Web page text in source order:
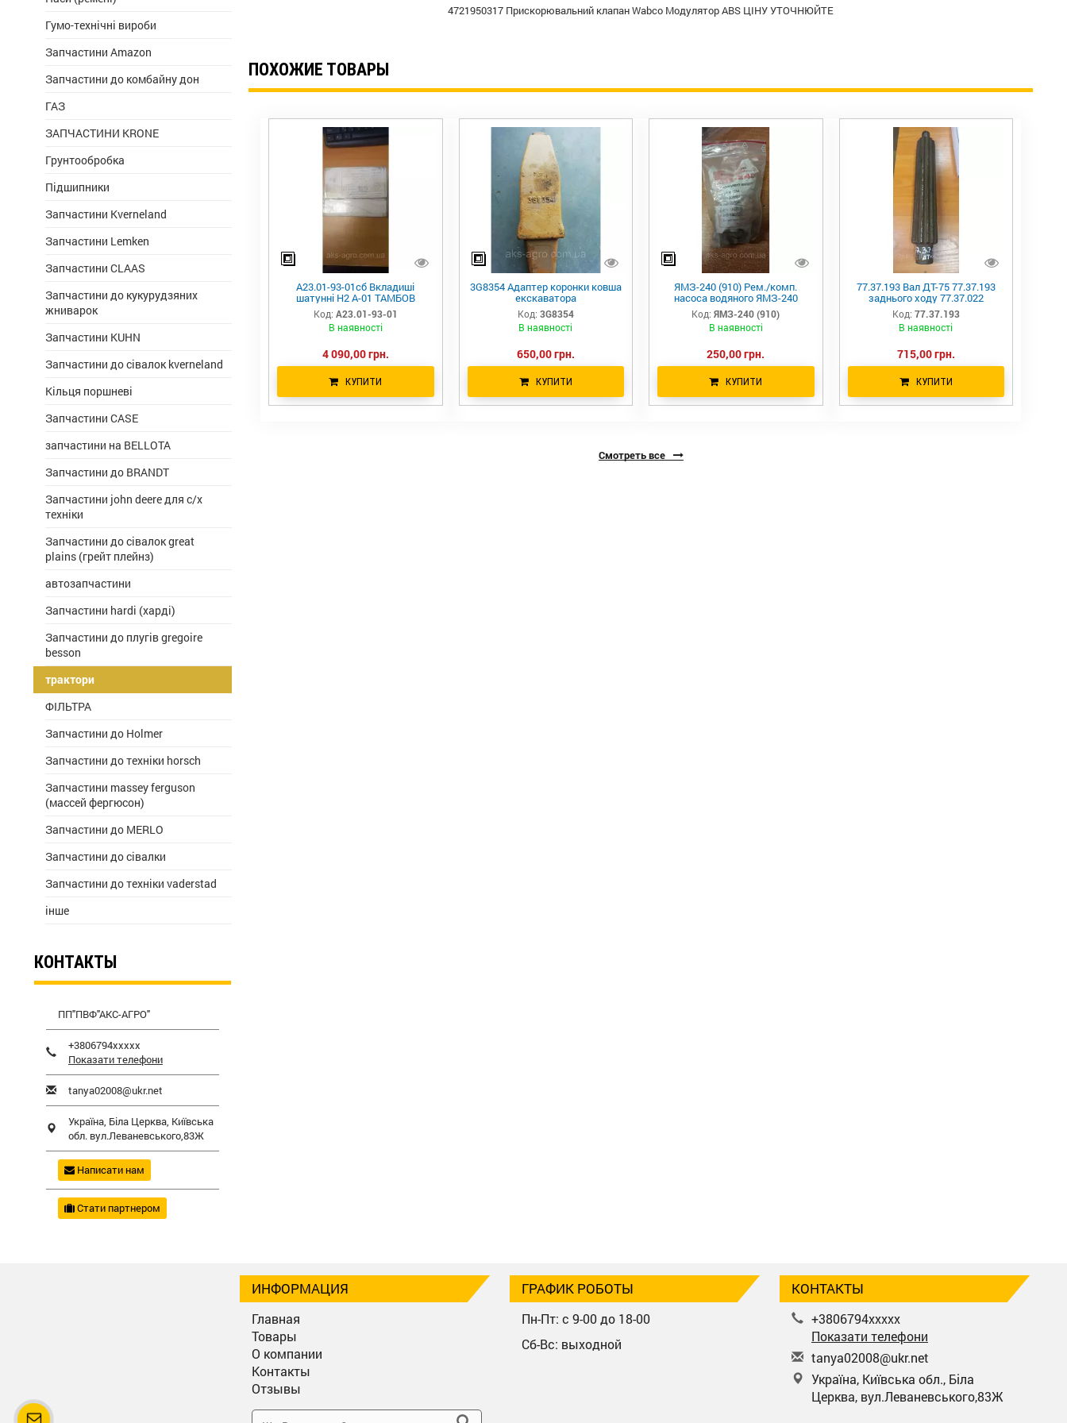
4721950317 Прискорювальний клапан Wabco Модулятор ABS ЦІНУ УТОЧНЮЙТЕ
ПОХОЖИЕ ТОВАРЫ
А23.01-93-01сб Вкладиші
шатунні Н2 А-01 ТАМБОВ
Код: А23.01-93-01
В наявності
4 090,00 грн.
КУПИТИ
3G8354 Адаптер коронки ковша
екскаватора
Код: 3G8354
В наявності
650,00 грн.
КУПИТИ
ЯМЗ-240 (910) Рем./комп.
насоса водяного ЯМЗ-240
Код: ЯМЗ-240 (910)
В наявності
250,00 грн.
КУПИТИ
77.37.193 Вал ДТ-75 77.37.193
заднього ходу 77.37.022
Код: 77.37.193
В наявності
715,00 грн.
КУПИТИ
Смотреть все
Гумо-технічні вироби
Запчастини Amazon
Запчастини до комбайну дон
ГАЗ
ЗАПЧАСТИНИ KRONE
Грунтообробка
Підшипники
Запчастини Kverneland
Запчастини Lemken
Запчастини CLAAS
Запчастини до кукурудзяних
жниварок
Запчастини KUHN
Запчастини до сівалок kverneland
Кільця поршневі
Запчастини CASE
запчастини на BELLOTA
Запчастини до BRANDT
Запчастини john deere для с/х
техніки
Запчастини до сівалок great
plains (грейт плейнз)
автозапчастини
Запчастини hardi (харді)
Запчастини до плугів gregoire
besson
трактори
ФІЛЬТРА
Запчастини до Holmer
Запчастини до техніки horsch
Запчастини massey ferguson
(массей фергюсон)
Запчастини до MERLO
Запчастини до сівалки
Запчастини до техніки vaderstad
інше
КОНТАКТЫ
ПП"ПВФ"АКС-АГРО"
+3806794xxxxx
Показати телефони
tanya02008@ukr.net
Україна, Біла Церква, Київська
обл. вул.Леваневського,83Ж
Написати нам
Стати партнером
ИНФОРМАЦИЯ
Главная
Товары
О компании
Контакты
Отзывы
ГРАФИК РОБОТЫ
Пн-Пт: с 9-00 до 18-00
Сб-Вс: выходной
КОНТАКТЫ
+3806794xxxxx
Показати телефони
tanya02008@ukr.net
Україна, Київська обл., Біла
Церква, вул.Леваневського,83Ж